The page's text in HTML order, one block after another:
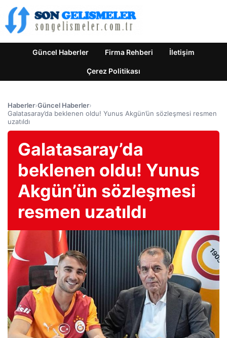
Güncel Haberler Firma Rehberi İletişim
Çerez Politikası
Haberler›Güncel Haberler›
Galatasaray’da beklenen oldu! Yunus Akgün’ün sözleşmesi resmen
uzatıldı
Galatasaray’da
beklenen oldu! Yunus
Akgün’ün sözleşmesi
resmen uzatıldı